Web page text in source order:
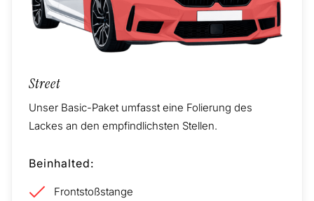
Street
Unser Basic-Paket umfasst eine Folierung des
Lackes an den empfindlichsten Stellen.
Beinhalted:
Frontstoßstange